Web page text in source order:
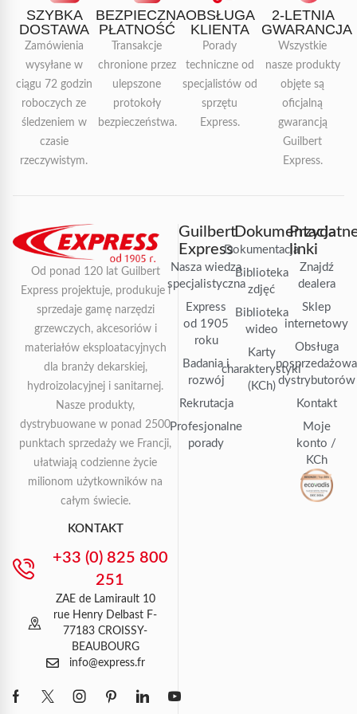
SZYBKA
DOSTAWA
Zamówienia
wysyłane w
ciągu 72 godzin
roboczych ze
śledzeniem w
czasie
rzeczywistym.
BEZPIECZNA
PŁATNOŚĆ
Transakcje
chronione przez
ulepszone
protokoły
bezpieczeństwa.
OBSŁUGA
KLIENTA
Porady
techniczne od
specjalistów od
sprzętu
Express.
2-LETNIA
GWARANCJA
Wszystkie
nasze produkty
objęte są
oficjalną
gwarancją
Guilbert
Express.
Od ponad 120 lat Guilbert
Express projektuje, produkuje i
sprzedaje gamę narzędzi
grzewczych, akcesoriów i
materiałów eksploatacyjnych
dla branży dekarskiej,
hydroizolacyjnej i sanitarnej.
Nasze produkty,
dystrybuowane w ponad 2500
punktach sprzedaży we Francji,
ułatwiają codzienne życie
milionom użytkowników na
całym świecie.
KONTAKT
+33 (0) 825 800
251
ZAE de Lamirault 10
rue Henry Delbast F-
77183 CROISSY-
BEAUBOURG
info@express.fr
Guilbert
Express
Nasza wiedza
specjalistyczna
Express
od 1905
roku
Badania i
rozwój
Rekrutacja
Profesjonalne
porady
Dokumentacja
Dokumentacja
Biblioteka
zdjęć
Biblioteka
wideo
Karty
charakterystyki
(KCh)
linki
Znajdź
dealera
Sklep
internetowy
Obsługa
posprzedażowa
dystrybutorów
Kontakt
Moje
konto /
KCh